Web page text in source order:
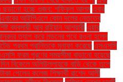
ছড়ানো হচ্ছে গুজব: শফিকুল আলম এবার
এবারের আইপিএলে কোন দলের নেতৃত্বে
ব্যবসায়ী আবু রাইয়ান আশয়ারী এয়ার
ত্যাগ করে লন্ডনের পথে রওনা হলেন
প্রথম প্রান্তিকে মুনাফা করেছে এসএসসি
ফরম পূরণের সময়সীমা বাড়ানো হয়েছে
বিকেলে অলিউল্লাহকে বাড়ি থেকে তুলে
পেলেন কলেজ শিক্ষার্থী রাশেদ আলী